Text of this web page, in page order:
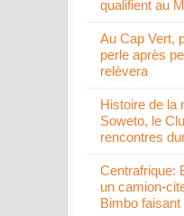
qualifient au
Au Cap Vert,
perle après
relèvera
Histoire de la
Soweto, le
rencontres
Centrafrique:
un camion-
Bimbo